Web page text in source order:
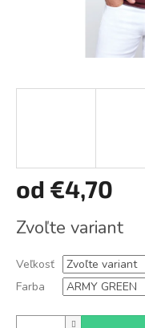
od €4,70
cena:
Zvoľte variant
Veľkosť
Farba